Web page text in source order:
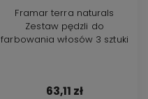
Framar terra naturals
Zestaw pędzli do
farbowania włosów 3 sztuki
63,11 zł